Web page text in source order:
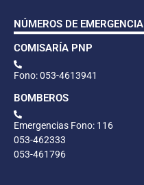
NÚMEROS DE EMERGENCIA
COMISARÍA PNP
Fono: 053-4613941
BOMBEROS
Emergencias Fono: 116
053-462333
053-461796